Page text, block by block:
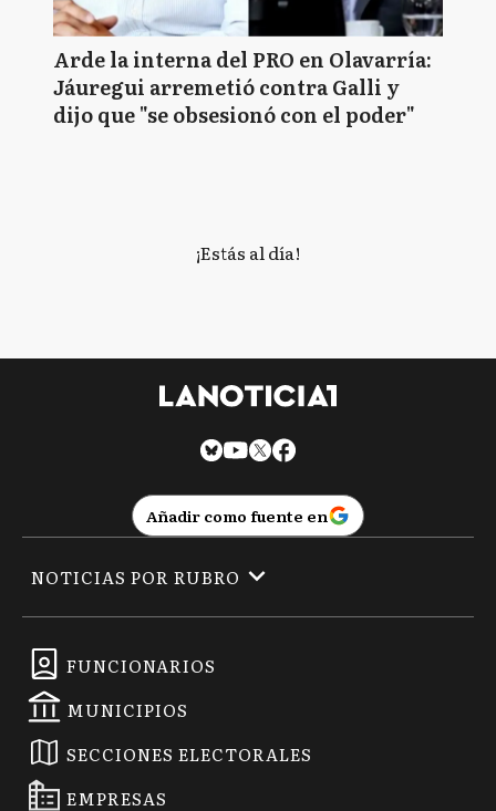
Arde la interna del PRO en Olavarría:
Jáuregui arremetió contra Galli y
dijo que "se obsesionó con el poder"
¡Estás al día!
Añadir como fuente en
FUNCIONARIOS
MUNICIPIOS
SECCIONES ELECTORALES
EMPRESAS
NOTICIAS POR RUBRO